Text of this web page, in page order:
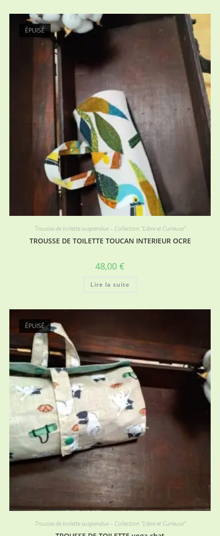
ÉPUISÉ
Trousse de toilette suspendue – Collection “Libre et Curieuse”
TROUSSE DE TOILETTE TOUCAN INTERIEUR OCRE
48,00 €
Lire la suite
ÉPUISÉ
Trousse de toilette suspendue – Collection “Libre et Curieuse”